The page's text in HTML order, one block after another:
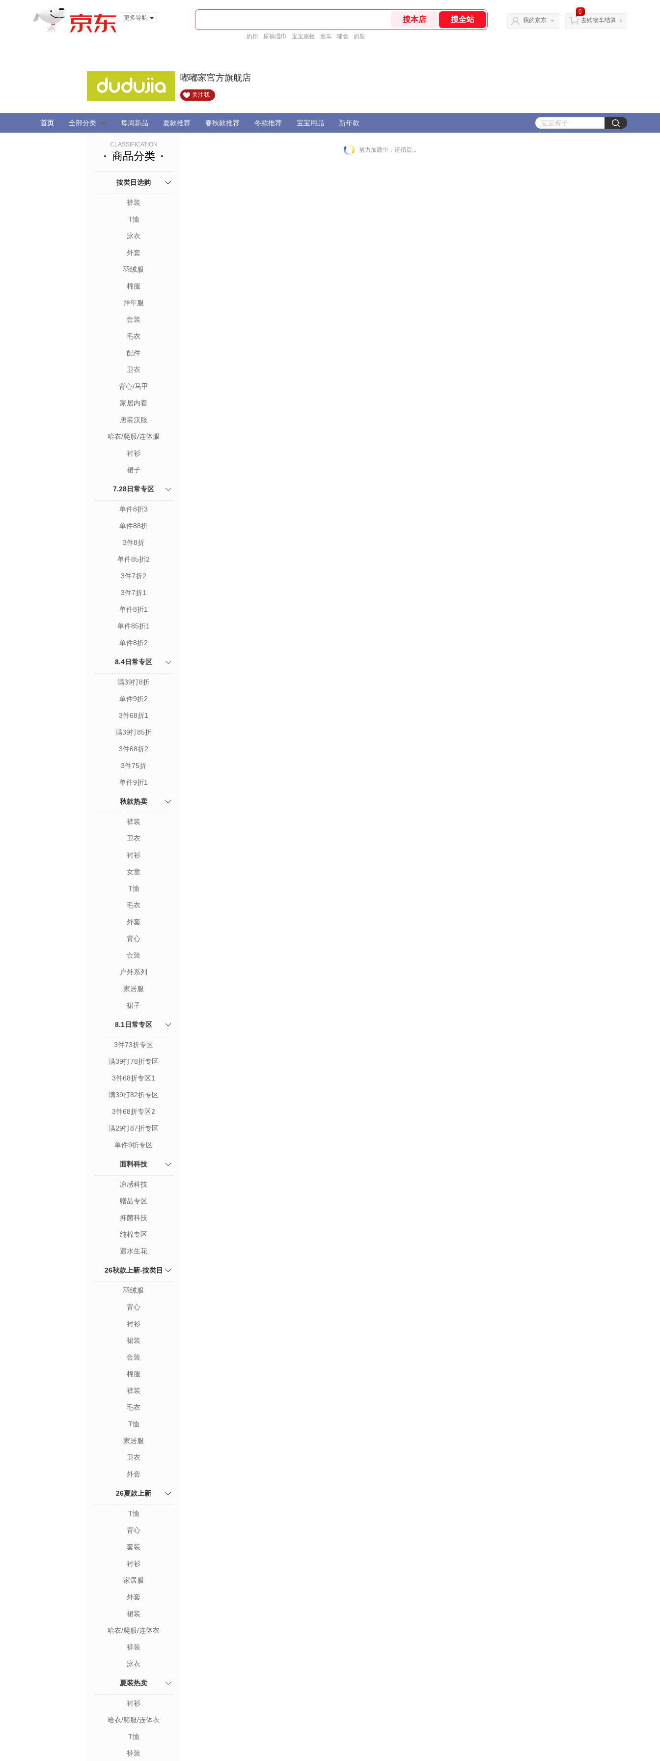
更多导航
奶粉 尿裤湿巾 宝宝驱蚊 童车 辅食 奶瓶
我的京东
0
去购物车结算
嘟嘟家官方旗舰店
关注我
首页 全部分类 每周新品 夏款推荐 春秋款推荐 冬款推荐 宝宝用品 新年款
CLASSIFICATION
商品分类
按类目选购
裤装
T恤
泳衣
外套
羽绒服
棉服
拜年服
套装
毛衣
配件
卫衣
背心/马甲
家居内着
唐装汉服
哈衣/爬服/连体服
衬衫
裙子
7.28日常专区
单件8折3
单件88折
3件8折
单件85折2
3件7折2
3件7折1
单件8折1
单件85折1
单件8折2
8.4日常专区
满39打8折
单件9折2
3件68折1
满39打85折
3件68折2
3件75折
单件9折1
秋款热卖
裤装
卫衣
衬衫
女童
T恤
毛衣
外套
背心
套装
户外系列
家居服
裙子
8.1日常专区
3件73折专区
满39打78折专区
3件68折专区1
满39打82折专区
3件68折专区2
满29打87折专区
单件9折专区
面料科技
凉感科技
赠品专区
抑菌科技
纯棉专区
遇水生花
26秋款上新-按类目
羽绒服
背心
衬衫
裙装
套装
棉服
裤装
毛衣
T恤
家居服
卫衣
外套
26夏款上新
T恤
背心
套装
衬衫
家居服
外套
裙装
哈衣/爬服/连体衣
裤装
泳衣
夏装热卖
衬衫
哈衣/爬服/连体衣
T恤
裤装
努力加载中，请稍后...